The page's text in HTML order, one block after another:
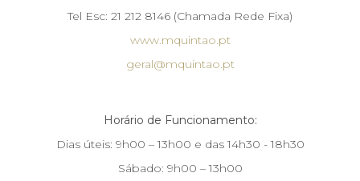
Tel Esc: 21 212 8146 (Chamada Rede Fixa)
www.mquintao.pt
geral@mquintao.pt
Horário de Funcionamento:
Dias úteis: 9h00 – 13h00 e das 14h30 - 18h30
Sábado: 9h00 – 13h00